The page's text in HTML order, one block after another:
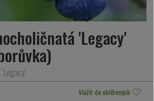
'Legacy'
Vložit do oblíbených